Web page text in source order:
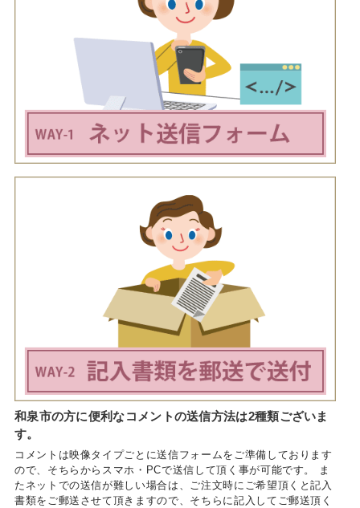
和泉市の方に便利なコメントの送信方法は2種類ございま
す。
コメントは映像タイプごとに送信フォームをご準備しております
ので、そちらからスマホ・PCで送信して頂く事が可能です。 ま
たネットでの送信が難しい場合は、ご注文時にご希望頂くと記入
書類をご郵送させて頂きますので、そちらに記入してご郵送頂く